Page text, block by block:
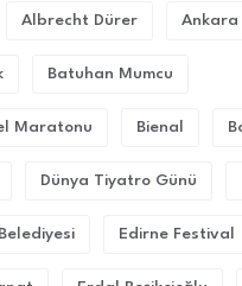
Albrecht Dürer Ankara
Batuhan Mumcu
Maratonu Bienal
Dünya Tiyatro Günü
Edirne Festival